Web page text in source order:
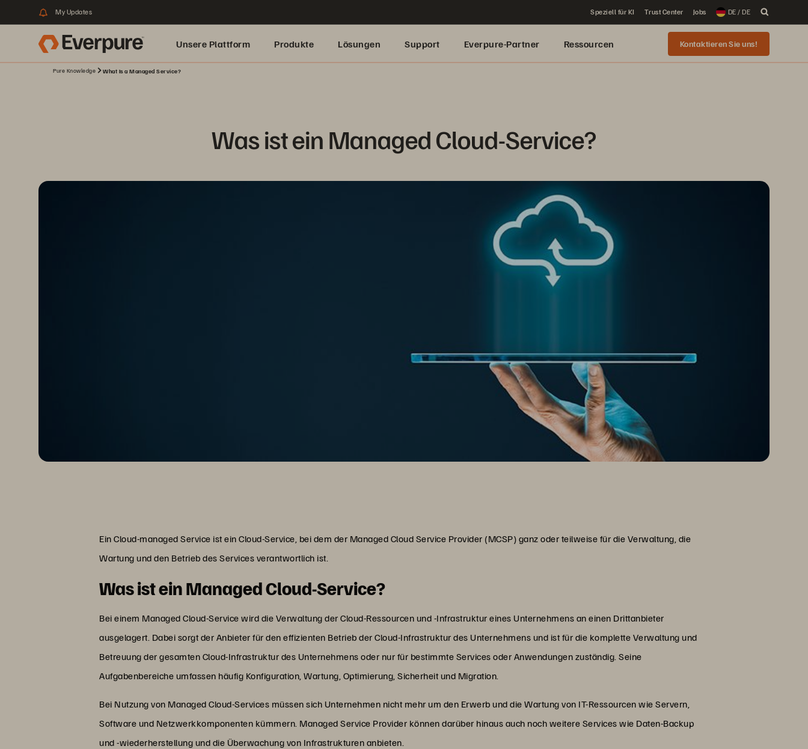
My Updates Speziell für KI Trust Center Jobs DE / DE
Unsere Plattform Produkte Lösungen Support Everpure-Partner Ressourcen Kontaktieren Sie uns!
Pure Knowledge What Is a Managed Service?
Was ist ein Managed Cloud-Service?
Ein Cloud-managed Service ist ein Cloud-Service, bei dem der Managed Cloud Service Provider (MCSP) ganz oder teilweise für die Verwaltung, die
Wartung und den Betrieb des Services verantwortlich ist.
Was ist ein Managed Cloud-Service?
Bei einem Managed Cloud-Service wird die Verwaltung der Cloud-Ressourcen und -Infrastruktur eines Unternehmens an einen Drittanbieter
ausgelagert. Dabei sorgt der Anbieter für den effizienten Betrieb der Cloud-Infrastruktur des Unternehmens und ist für die komplette Verwaltung und
Betreuung der gesamten Cloud-Infrastruktur des Unternehmens oder nur für bestimmte Services oder Anwendungen zuständig. Seine
Aufgabenbereiche umfassen häufig Konfiguration, Wartung, Optimierung, Sicherheit und Migration.
Bei Nutzung von Managed Cloud-Services müssen sich Unternehmen nicht mehr um den Erwerb und die Wartung von IT-Ressourcen wie Servern,
Software und Netzwerkkomponenten kümmern. Managed Service Provider können darüber hinaus auch noch weitere Services wie Daten-Backup
und -wiederherstellung und die Überwachung von Infrastrukturen anbieten.